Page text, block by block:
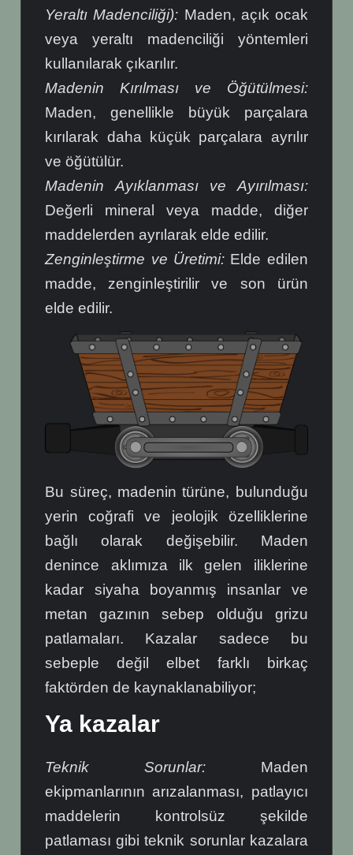
Yeraltı Madenciliği): Maden, açık ocak
veya yeraltı madenciliği yöntemleri
kullanılarak çıkarılır.
Madenin Kırılması ve Öğütülmesi:
Maden, genellikle büyük parçalara
kırılarak daha küçük parçalara ayrılır
ve öğütülür.
Madenin Ayıklanması ve Ayırılması:
Değerli mineral veya madde, diğer
maddelerden ayrılarak elde edilir.
Zenginleştirme ve Üretimi: Elde edilen
madde, zenginleştirilir ve son ürün
elde edilir.
Bu süreç, madenin türüne, bulunduğu
yerin coğrafi ve jeolojik özelliklerine
bağlı olarak değişebilir. Maden
denince aklımıza ilk gelen iliklerine
kadar siyaha boyanmış insanlar ve
metan gazının sebep olduğu grizu
patlamaları. Kazalar sadece bu
sebeple değil elbet farklı birkaç
faktörden de kaynaklanabiliyor;
Ya kazalar
Teknik Sorunlar: Maden
ekipmanlarının arızalanması, patlayıcı
maddelerin kontrolsüz şekilde
patlaması gibi teknik sorunlar kazalara